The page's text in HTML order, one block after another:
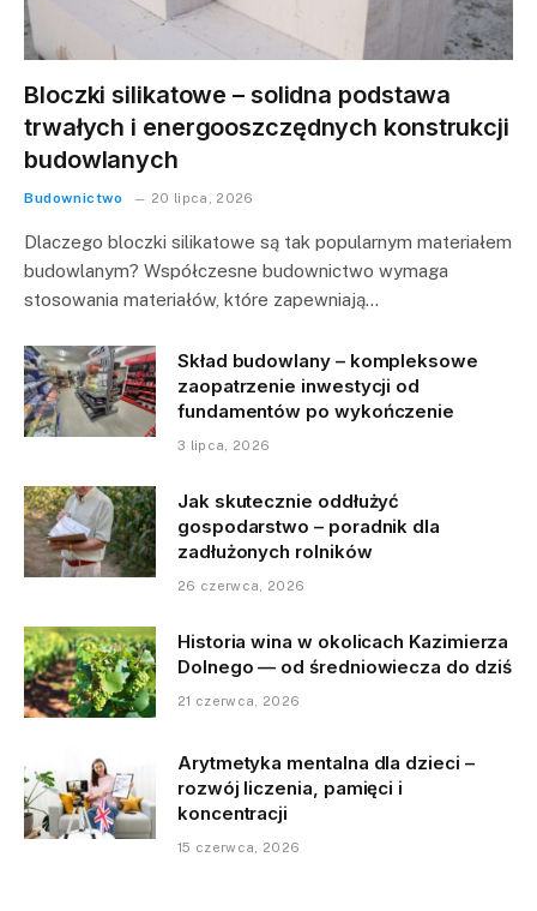
Bloczki silikatowe – solidna podstawa
trwałych i energooszczędnych konstrukcji
budowlanych
Budownictwo 20 lipca, 2026
Dlaczego bloczki silikatowe są tak popularnym materiałem
budowlanym? Współczesne budownictwo wymaga
stosowania materiałów, które zapewniają…
Skład budowlany – kompleksowe
zaopatrzenie inwestycji od
fundamentów po wykończenie
3 lipca, 2026
Jak skutecznie oddłużyć
gospodarstwo – poradnik dla
zadłużonych rolników
26 czerwca, 2026
Historia wina w okolicach Kazimierza
Dolnego — od średniowiecza do dziś
21 czerwca, 2026
Arytmetyka mentalna dla dzieci –
rozwój liczenia, pamięci i
koncentracji
15 czerwca, 2026